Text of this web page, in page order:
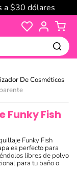
a $30 dólares
De Cosméticos
Funky Fish
Funky Fish
es perfecto para
libres de polvo
para tu baño o